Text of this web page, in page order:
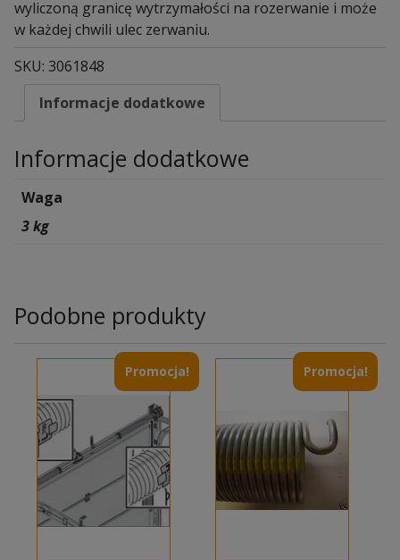
wyliczoną granicę wytrzymałości na rozerwanie i może
w każdej chwili ulec zerwaniu.
SKU: 3061848
Informacje dodatkowe
Informacje dodatkowe
Waga
3 kg
Podobne produkty
Promocja! Promocja!